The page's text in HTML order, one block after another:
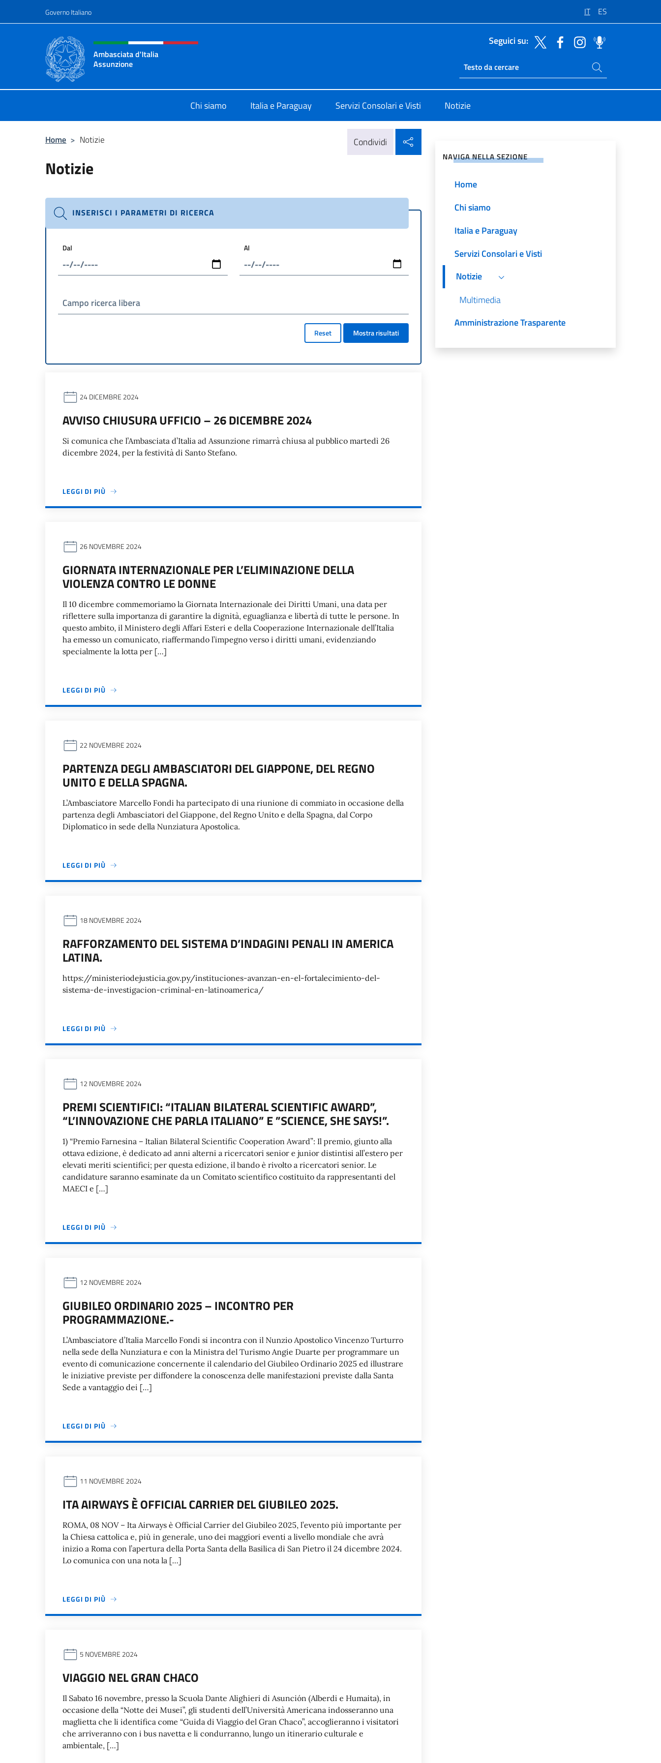
Governo Italiano IT ES
Intestazione sito, social e menù
Ambasciata d'Italia
Assunzione
Seguici su:
Ricerca sito live
Cerca nel sito
Chi siamo Italia e Paraguay Servizi Consolari e Visti Notizie
Home > Notizie Condividi
Notizie
INSERISCI I PARAMETRI DI RICERCA
Dal Al
Campo ricerca libera
Reset Mostra risultati
24 DICEMBRE 2024
AVVISO CHIUSURA UFFICIO – 26 DICEMBRE 2024
Si comunica che l’Ambasciata d’Italia ad Assunzione rimarrà chiusa al pubblico martedì 26
dicembre 2024, per la festività di Santo Stefano.
LEGGI DI PIÙ
26 NOVEMBRE 2024
GIORNATA INTERNAZIONALE PER L’ELIMINAZIONE DELLA
VIOLENZA CONTRO LE DONNE
Il 10 dicembre commemoriamo la Giornata Internazionale dei Diritti Umani, una data per
riflettere sulla importanza di garantire la dignità, eguaglianza e libertà di tutte le persone. In
questo ambito, il Ministero degli Affari Esteri e della Cooperazione Internazionale dell’Italia
ha emesso un comunicato, riaffermando l’impegno verso i diritti umani, evidenziando
specialmente la lotta per […]
LEGGI DI PIÙ
22 NOVEMBRE 2024
PARTENZA DEGLI AMBASCIATORI DEL GIAPPONE, DEL REGNO
UNITO E DELLA SPAGNA.
L’Ambasciatore Marcello Fondi ha partecipato di una riunione di commiato in occasione della
partenza degli Ambasciatori del Giappone, del Regno Unito e della Spagna, dal Corpo
Diplomatico in sede della Nunziatura Apostolica.
LEGGI DI PIÙ
18 NOVEMBRE 2024
RAFFORZAMENTO DEL SISTEMA D’INDAGINI PENALI IN AMERICA
LATINA.
https://ministeriodejusticia.gov.py/instituciones-avanzan-en-el-fortalecimiento-del-
sistema-de-investigacion-criminal-en-latinoamerica/
LEGGI DI PIÙ
12 NOVEMBRE 2024
PREMI SCIENTIFICI: “ITALIAN BILATERAL SCIENTIFIC AWARD”,
“L’INNOVAZIONE CHE PARLA ITALIANO” E ”SCIENCE, SHE SAYS!”.
1) “Premio Farnesina – Italian Bilateral Scientific Cooperation Award”: Il premio, giunto alla
ottava edizione, è dedicato ad anni alterni a ricercatori senior e junior distintisi all’estero per
elevati meriti scientifici; per questa edizione, il bando è rivolto a ricercatori senior. Le
candidature saranno esaminate da un Comitato scientifico costituito da rappresentanti del
MAECI e […]
LEGGI DI PIÙ
12 NOVEMBRE 2024
GIUBILEO ORDINARIO 2025 – INCONTRO PER
PROGRAMMAZIONE.-
L’Ambasciatore d’Italia Marcello Fondi si incontra con il Nunzio Apostolico Vincenzo Turturro
nella sede della Nunziatura e con la Ministra del Turismo Angie Duarte per programmare un
evento di comunicazione concernente il calendario del Giubileo Ordinario 2025 ed illustrare
le iniziative previste per diffondere la conoscenza delle manifestazioni previste dalla Santa
Sede a vantaggio dei […]
LEGGI DI PIÙ
11 NOVEMBRE 2024
ITA AIRWAYS È OFFICIAL CARRIER DEL GIUBILEO 2025.
ROMA, 08 NOV – Ita Airways è Official Carrier del Giubileo 2025, l’evento più importante per
la Chiesa cattolica e, più in generale, uno dei maggiori eventi a livello mondiale che avrà
inizio a Roma con l’apertura della Porta Santa della Basilica di San Pietro il 24 dicembre 2024.
Lo comunica con una nota la […]
LEGGI DI PIÙ
5 NOVEMBRE 2024
VIAGGIO NEL GRAN CHACO
Il Sabato 16 novembre, presso la Scuola Dante Alighieri di Asunción (Alberdi e Humaita), in
occasione della “Notte dei Musei”, gli studenti dell’Università Americana indosseranno una
maglietta che li identifica come “Guida di Viaggio del Gran Chaco”, accoglieranno i visitatori
che arriveranno con i bus navetta e li condurranno, lungo un itinerario culturale e
ambientale, […]
NAVIGA NELLA SEZIONE
Home
Chi siamo
Italia e Paraguay
Servizi Consolari e Visti
Notizie
Multimedia
Amministrazione Trasparente